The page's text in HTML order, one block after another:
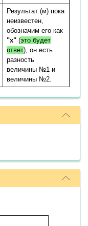
Результат (м) пока
неизвестен,
обозначим его как
"x" (это будет
ответ), он есть
разность
величины №1 и
величины №2.